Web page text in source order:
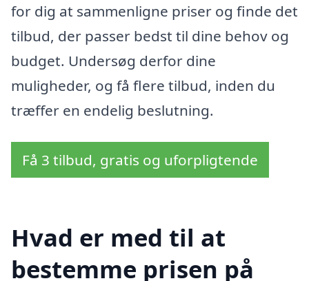
for dig at sammenligne priser og finde det
tilbud, der passer bedst til dine behov og
budget. Undersøg derfor dine
muligheder, og få flere tilbud, inden du
træffer en endelig beslutning.
Få 3 tilbud, gratis og uforpligtende
Hvad er med til at
bestemme prisen på